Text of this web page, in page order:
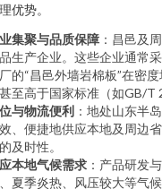
优势。
集聚与品质保障 ：昌邑及
生产企业。这些企业通常
的“昌邑外墙岩棉板”在密
至高于国家标准（如GB/T
与物流便利 ：地处山东半
、便捷地供应本地及周边
及时性。
本地气候需求 ：产品研发
夏季炎热、风压较大等气